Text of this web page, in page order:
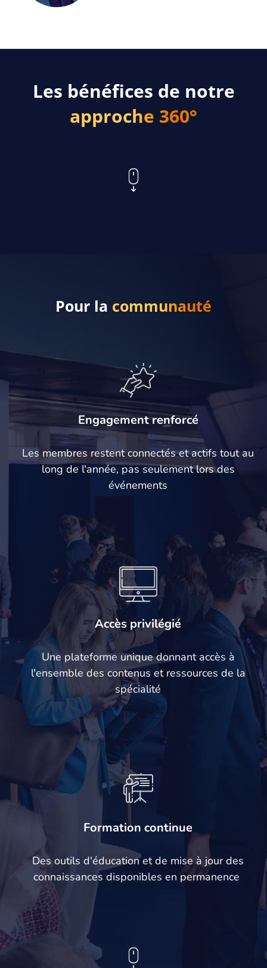
Les bénéfices de notre
approche 360°
Pour la communauté
Engagement renforcé
Les membres restent connectés et actifs tout au
long de l'année, pas seulement lors des
événements
Accès privilégié
Une plateforme unique donnant accès à
l'ensemble des contenus et ressources de la
spécialité
Formation continue
Des outils d'éducation et de mise à jour des
connaissances disponibles en permanence